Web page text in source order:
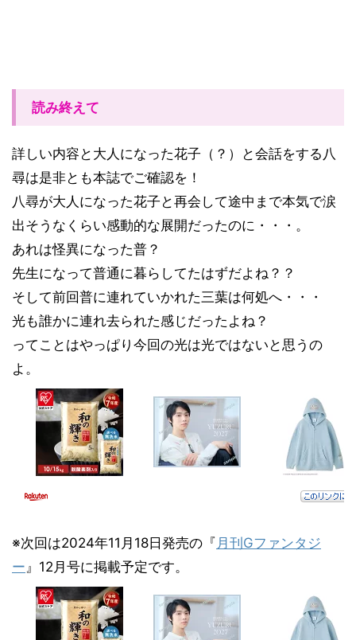
読み終えて
詳しい内容と大人になった花子（？）と会話をする八
尋は是非とも本誌でご確認を！
八尋が大人になった花子と再会して途中まで本気で涙
出そうなくらい感動的な展開だったのに・・・。
あれは怪異になった普？
先生になって普通に暮らしてたはずだよね？？
そして前回普に連れていかれた三葉は何処へ・・・
光も誰かに連れ去られた感じだったよね？
ってことはやっぱり今回の光は光ではないと思うの
よ。
※次回は2024年11月18日発売の『 月刊Gファンタジ
ー 』12月号に掲載予定です。